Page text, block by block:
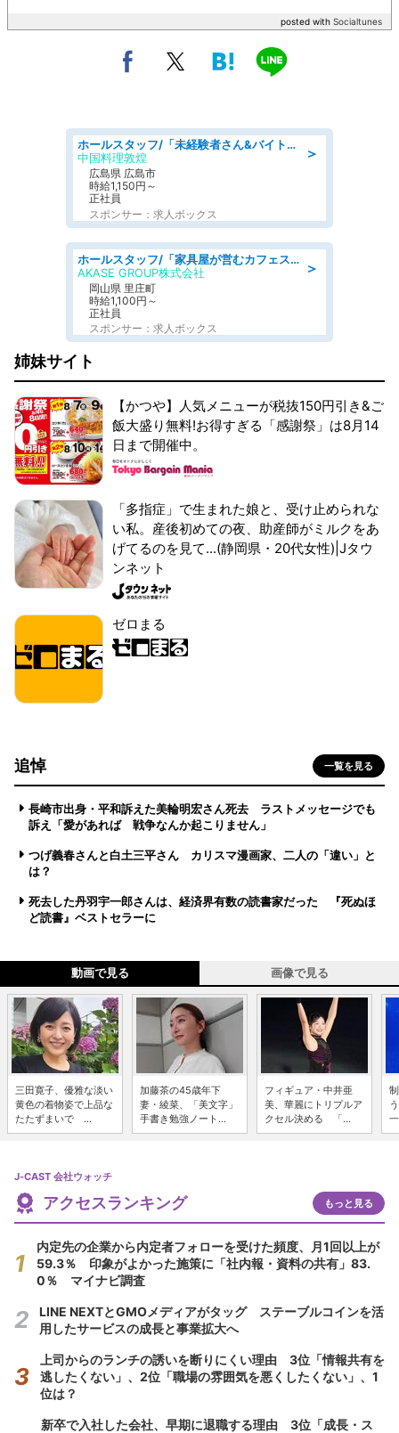
posted with Socialtunes
＞
ホールスタッフ/「未経験者さん&バイトデビューも大歓迎」残業ほぼなし×1日3時間〜勤務OK!フォロー体制も充実/広島県/広島市南区
中国料理敦煌
広島県 広島市
時給1,150円～
正社員
スポンサー：求人ボックス
＞
ホールスタッフ/「家具屋が営むカフェスタッフ!」週2日～OK!嬉しいまかない付き/岡山県/浅口郡里庄町
AKASE GROUP株式会社
岡山県 里庄町
時給1,100円～
正社員
スポンサー：求人ボックス
姉妹サイト
【かつや】人気メニューが税抜150円引き&ご
飯大盛り無料!お得すぎる「感謝祭」は8月14
日まで開催中。
「多指症」で生まれた娘と、受け止められな
い私。産後初めての夜、助産師がミルクをあ
げてるのを見て...(静岡県・20代女性)|Jタウ
ンネット
ゼロまる
追悼 一覧を見る
長崎市出身・平和訴えた美輪明宏さん死去 ラストメッセージでも
訴え「愛があれば 戦争なんか起こりません」
つげ義春さんと白土三平さん カリスマ漫画家、二人の「違い」と
は？
死去した丹羽宇一郎さんは、経済界有数の読書家だった 『死ぬほ
ど読書』ベストセラーに
動画で見る 画像で見る
三田寛子、優雅な淡い
黄色の着物姿で上品な
たたずまいで ...
加藤茶の45歳年下
妻・綾菜、「美文字」
手書き勉強ノート...
フィギュア・中井亜
美、華麗にトリプルア
クセル決める 「...
J-CAST 会社ウォッチ
アクセスランキング もっと見る
内定先の企業から内定者フォローを受けた頻度、月1回以上が
59.3％ 印象がよかった施策に「社内報・資料の共有」83.
0％ マイナビ調査
LINE NEXTとGMOメディアがタッグ ステーブルコインを活
用したサービスの成長と事業拡大へ
上司からのランチの誘いを断りにくい理由 3位「情報共有を
逃したくない」、2位「職場の雰囲気を悪くしたくない」、1
位は？
新卒で入社した会社、早期に退職する理由 3位「成長・ス